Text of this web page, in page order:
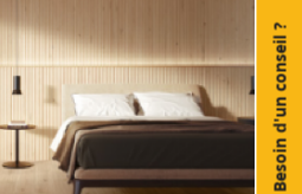
Besoin d'un conseil ?